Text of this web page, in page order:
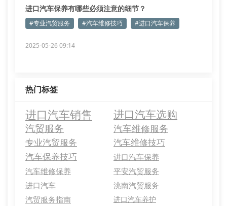
进口汽车保养有哪些必须注意的细节？
#专业汽贸服务 #汽车维修技巧 #进口汽车保养
2025-05-26 09:14
热门标签
进口汽车销售 进口汽车选购
汽贸服务 汽车维修服务
专业汽贸服务
汽车维修技巧
汽车保养技巧
进口汽车保养
汽车维修保养
平安汽贸服务
进口汽车
洮南汽贸服务
汽贸服务指南
进口汽车养护